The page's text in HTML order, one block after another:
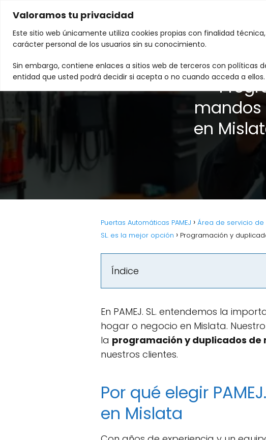
Valoramos tu privacidad
Este sitio web únicamente utiliza cookies propias con finalidad
carácter personal de los usuarios sin su conocimiento.
Sin embargo, contiene enlaces a sitios web de terceros con políticas
entidad que usted podrá decidir si acepta o no cuando acceda a ellos.
en
Puertas Automáticas PAMEJ Área de servicio de
SL. es la mejor opción
Programación y
Índice
En PAMEJ. SL. entendemos la
hogar o negocio en Mislata.
la programación y duplicados de
nuestros clientes.
Por qué elegir
en Mislata